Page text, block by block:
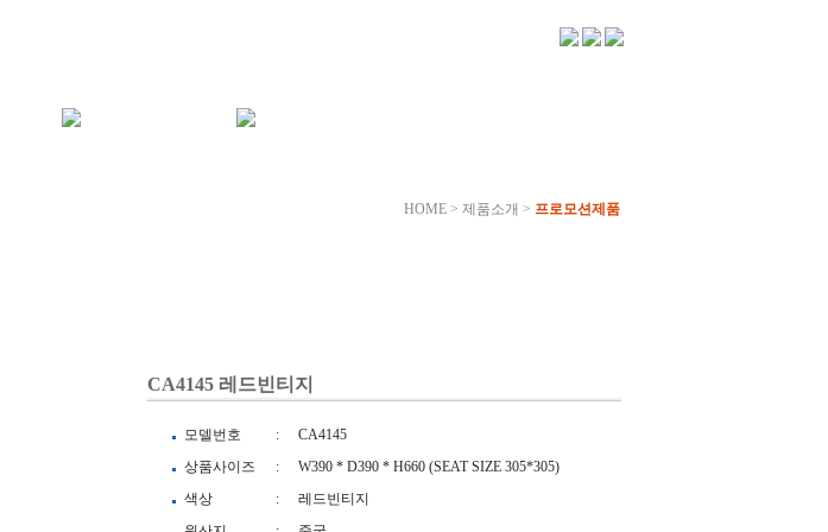
HOME > 제품소개 > 프로모션제품
CA4145 레드빈티지
모델번호 :
CA4145
상품사이즈
:
W390 * D390 * H660 (SEAT SIZE 305*305)
색상
:
레드빈티지